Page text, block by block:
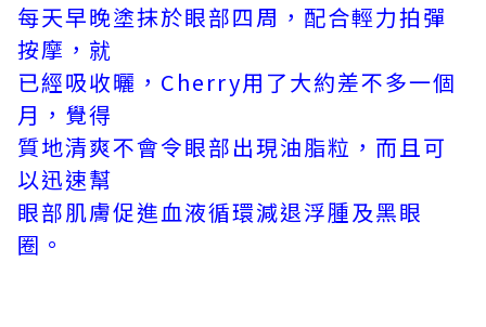
每天早晚塗抹於眼部四周，配合輕力拍彈
按摩，就
已經吸收曬，Cherry用了大約差不多一個
月，覺得
質地清爽不會令眼部出現油脂粒，而且可
以迅速幫
眼部肌膚促進血液循環減退浮腫及黑眼
圈。